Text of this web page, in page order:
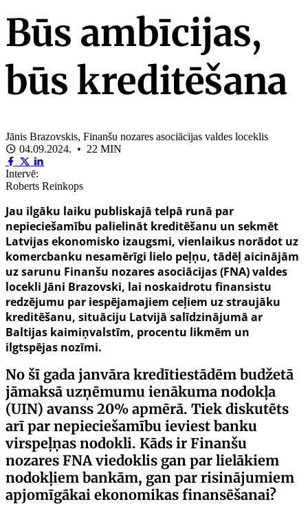
Būs ambīcijas,
būs kreditēšana
Jānis Brazovskis, Finanšu nozares asociācijas valdes loceklis
04.09.2024. • 22 MIN
Intervē:
Roberts Reinkops
Jau ilgāku laiku publiskajā telpā runā par
nepieciešamību palielināt kreditēšanu un sekmēt
Latvijas ekonomisko izaugsmi, vienlaikus norādot uz
komercbanku nesamērīgi lielo peļņu, tādēļ aicinājām
uz sarunu Finanšu nozares asociācijas (FNA) valdes
locekli Jāni Brazovski, lai noskaidrotu finansistu
redzējumu par iespējamajiem ceļiem uz straujāku
kreditēšanu, situāciju Latvijā salīdzinājumā ar
Baltijas kaimiņvalstīm, procentu likmēm un
ilgtspējas nozīmi.
No šī gada janvāra kredītiestādēm budžetā
jāmaksā uzņēmumu ienākuma nodokļa
(UIN) avanss 20% apmērā. Tiek diskutēts
arī par nepieciešamību ieviest banku
virspeļņas nodokli. Kāds ir Finanšu
nozares FNA viedoklis gan par lielākiem
nodokļiem bankām, gan par risinājumiem
apjomīgākai ekonomikas finansēšanai?